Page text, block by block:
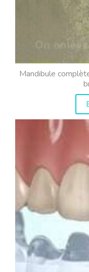
Mandibule